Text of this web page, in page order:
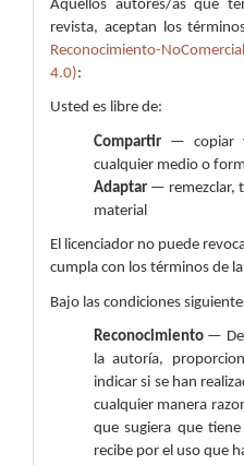
Aquellos autores/as que
revista, aceptan los
Reconocimiento-
4.0):
Usted es libre de:
Compartir — copiar
cualquier medio o
Adaptar — remezclar,
material
El licenciador no puede
cumpla con los términos de la
Bajo las condiciones
Reconocimiento —
la autoría,
indicar si se han
cualquier manera
que sugiera que
recibe por el uso que